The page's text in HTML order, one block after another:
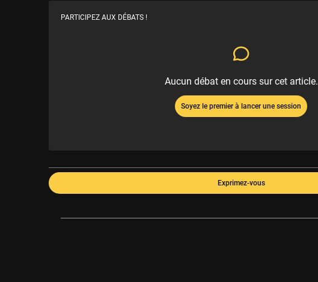
PARTICIPEZ AUX DÉBATS !
Aucun débat en cours sur cet article.
Soyez le premier à lancer une session
Exprimez-vous